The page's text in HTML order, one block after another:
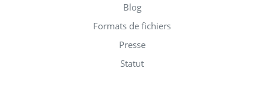
Blog
Formats de fichiers
Presse
Statut